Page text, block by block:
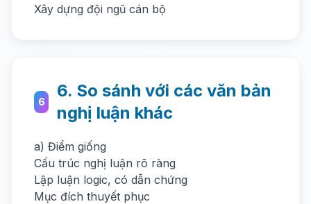
Xây dựng đội ngũ cán bộ
6
6. So sánh với các văn bản
nghị luận khác
a) Điểm giống
Cấu trúc nghị luận rõ ràng
Lập luận logic, có dẫn chứng
Mục đích thuyết phục